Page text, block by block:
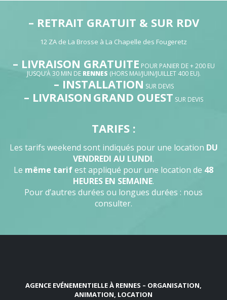
– RETRAIT GRATUIT & SUR RDV
12 ZA de La Brosse à La Chapelle des Fougeretz
– LIVRAISON GRATUITE POUR PANIER DE + 200 EU
JUSQU’À 30 MIN DE RENNES (HORS MAI/JUIN/JUILLET 400 EU).
– INSTALLATION SUR DEVIS
– LIVRAISON GRAND OUEST SUR DEVIS
TARIFS :
Les tarifs weekend sont indiqués pour une location DU
VENDREDI AU LUNDI.
Le même tarifest appliqué pour une location de 48
HEURES EN SEMAINE.
Pour d’autres durées ou longues durées : nous
consulter.
AGENCE EVÉNEMENTIELLE À RENNES – ORGANISATION,
ANIMATION, LOCATION